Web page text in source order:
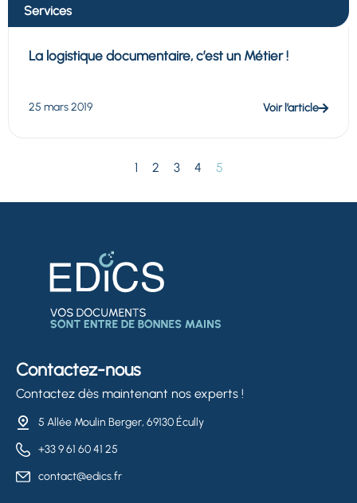
Services
La logistique documentaire, c’est un Métier !
25 mars 2019 Voir l’article
1 2 3 4 5
Contactez-nous
Contactez dès maintenant nos experts !
5 Allée Moulin Berger, 69130 Écully
+33 9 61 60 41 25
contact@edics.fr